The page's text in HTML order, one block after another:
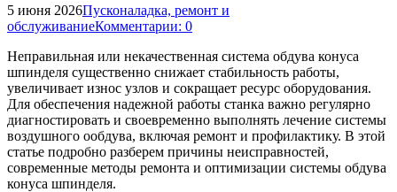
5 июня 2026Пусконаладка, ремонт и
обслуживаниеКомментарии: 0
Неправильная или некачественная система обдува конуса
шпинделя существенно снижает стабильность работы,
увеличивает износ узлов и сокращает ресурс оборудования.
Для обеспечения надежной работы станка важно регулярно
диагностировать и своевременно выполнять лечение системы
воздушного ообдува, включая ремонт и профилактику. В этой
статье подробно разберем причины неисправностей,
современные методы ремонта и оптимизации системы обдува
конуса шпинделя.